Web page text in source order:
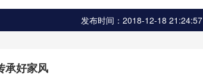
发布时间：2018-12-18 21:24:57
承好家风